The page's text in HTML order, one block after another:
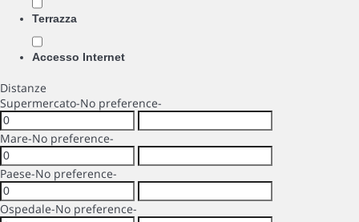
Terrazza
Accesso Internet
Distanze
Supermercato-No preference-
Mare-No preference-
Paese-No preference-
Ospedale-No preference-